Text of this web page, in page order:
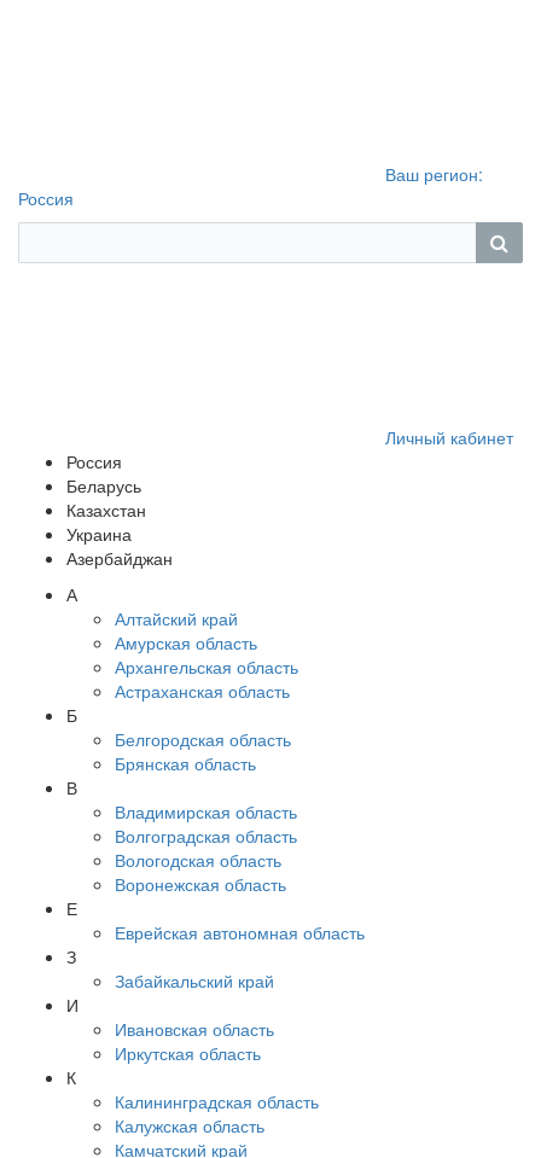
Ваш регион:
Россия
Личный кабинет
Россия
Беларусь
Казахстан
Украина
Азербайджан
А
Алтайский край
Амурская область
Архангельская область
Астраханская область
Б
Белгородская область
Брянская область
В
Владимирская область
Волгоградская область
Вологодская область
Воронежская область
Е
Еврейская автономная область
З
Забайкальский край
И
Ивановская область
Иркутская область
К
Калининградская область
Калужская область
Камчатский край